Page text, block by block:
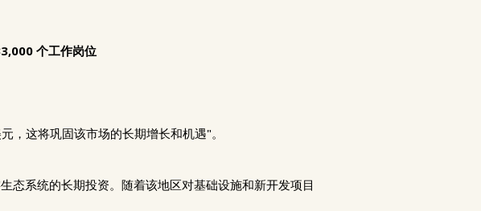
个工作岗位
，这将巩固该市场的长期增长和机遇"。
态系统的长期投资。随着该地区对基础设施和新开发项目